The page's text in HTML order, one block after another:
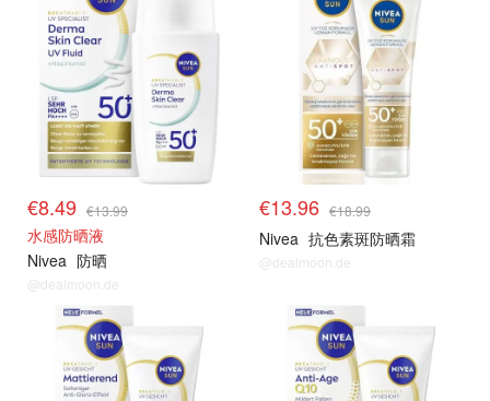
€8.49 €13.99
水感防晒液
Nivea 防晒
@dealmoon.de
€13.96 €18.99
Nivea 抗色素斑防晒霜
@dealmoon.de